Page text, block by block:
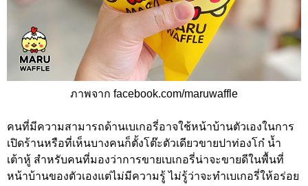
ภาพจาก facebook.com/maruwaffle
คนที่มีความสามารถด้านเบเกอรี่อาจใช้หน้าบ้านตัวเองในการ
เปิดร้านหรือที่เห็นบางคนก็ตั้งโต๊ะตัวเดียวขายปาท่องโก๋ น้ำ
เต้าหู้ สำหรับคนที่มองว่าการขายเบเกอรี่น่าจะขายดีในพื้นที่
หน้าบ้านของตัวเองแต่ไม่มีความรู้ ไม่รู้ว่าจะทำเบเกอรี่ให้อร่อย